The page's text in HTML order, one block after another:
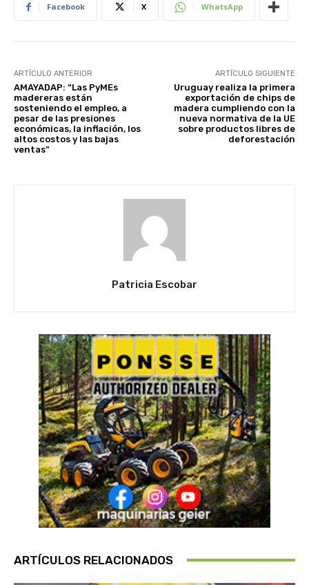
Facebook X WhatsApp
ARTÍCULO ANTERIOR
AMAYADAP: “Las PyMEs
madereras están
sosteniendo el empleo, a
pesar de las presiones
económicas, la inflación, los
altos costos y las bajas
ventas”
ARTÍCULO SIGUIENTE
Uruguay realiza la primera
exportación de chips de
madera cumpliendo con la
nueva normativa de la UE
sobre productos libres de
deforestación
Patricia Escobar
ARTÍCULOS RELACIONADOS